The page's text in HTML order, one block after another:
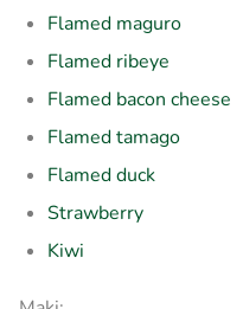
Flamed maguro
Flamed ribeye
Flamed bacon cheese
Flamed tamago
Flamed duck
Strawberry
Kiwi